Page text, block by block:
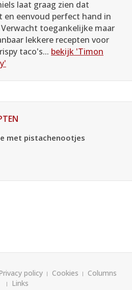
laat graag zien dat
eenvoud perfect hand in
toegankelijke maar
lekkere recepten voor
taco's... bekijk 'Timon
met pistachenootjes
policy Cookies
Columns
Links